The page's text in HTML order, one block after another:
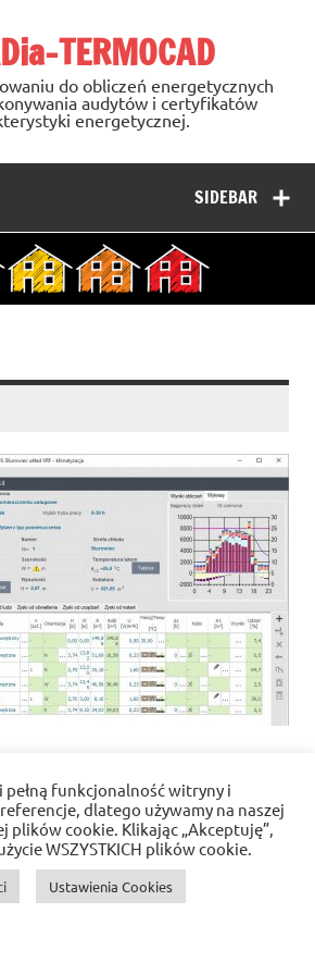
TERMOCAD
do obliczeń energetycznych
audytów i certyfikatów
energetycznej.
SIDEBAR
prywatności i pliki cookies
Dynamic News by ThemeZee.
pełną funkcjonalność witryny i
dlatego używamy na naszej
cookie. Klikając „Akceptuję”,
WSZYSTKICH plików cookie.
Ustawienia Cookies